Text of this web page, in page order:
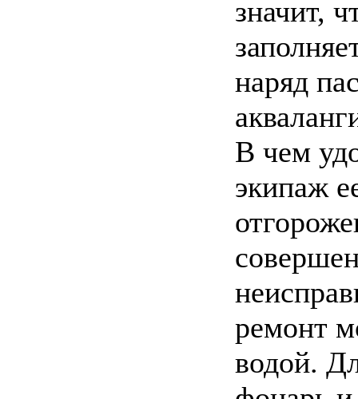
значит,
наряд
В чем
экипаж
ремонт
водой.